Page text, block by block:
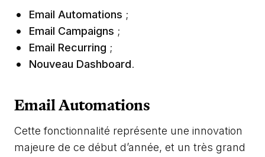
Email Automations ;
Email Campaigns ;
Email Recurring ;
Nouveau Dashboard.
Email Automations
Cette fonctionnalité représente une innovation
majeure de ce début d’année, et un très grand